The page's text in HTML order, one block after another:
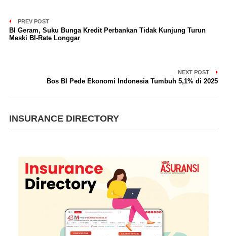
PREV POST
BI Geram, Suku Bunga Kredit Perbankan Tidak Kunjung Turun
Meski BI-Rate Longgar
NEXT POST
Bos BI Pede Ekonomi Indonesia Tumbuh 5,1% di 2025
INSURANCE DIRECTORY